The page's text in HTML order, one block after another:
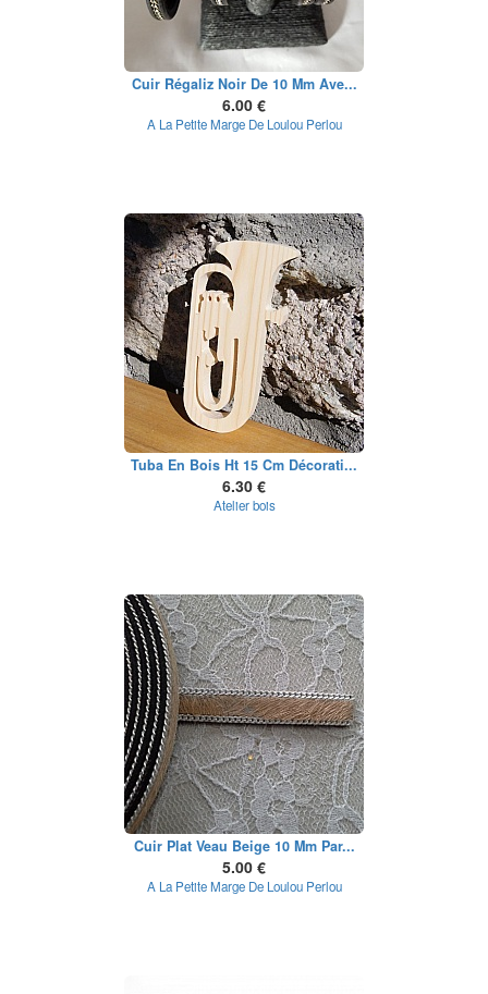
Cuir Régaliz Noir De 10 Mm Ave...
6.00 €
A La Petite Marge De Loulou Perlou
Tuba En Bois Ht 15 Cm Décorati...
6.30 €
Atelier bois
Cuir Plat Veau Beige 10 Mm Par...
5.00 €
A La Petite Marge De Loulou Perlou